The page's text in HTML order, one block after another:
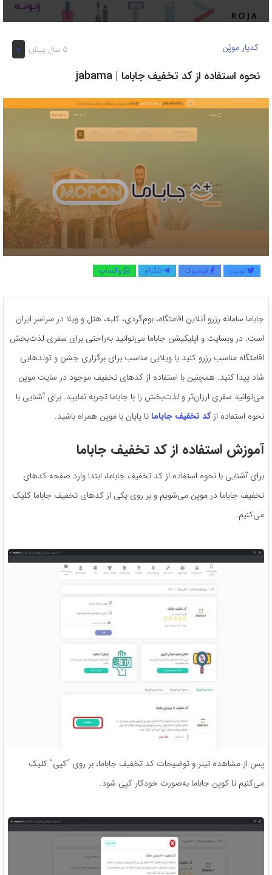
5 سال پیش 0 کدیار موپُن
نحوه استفاده از کد تخفیف جاباما | jabama
توییتر فیسبوک تلگرام واتساپ
جاباما سامانه رزرو آنلاین اقامتگاه، بوم‌گردی، کلبه، هتل و ویلا در سراسر ایران
است. در وبسایت و اپلیکیشن جاباما می‌توانید به‌راحتی برای سفری لذت‌بخش
اقامتگاه مناسب رزرو کنید یا ویلایی مناسب برای برگزاری جشن و تولدهایی
شاد پیدا کنید. همچنین با استفاده از کدهای تخفیف موجود در سایت موپن
می‌توانید سفری ارزا‌ن‌تر و لذت‌بخش را با جاباما تجربه نمایید. برای آشنایی با
نحوه استفاده ازکد تخفیف جاباما تا پایان با موپن همراه باشید.
آموزش استفاده از کد تخفیف جاباما
برای آشنایی با نحوه استفاده از کد تخفیف جاباما، ابتدا وارد صفحه کدهای
تخفیف جاباما در موپن می‌شویم و بر روی یکی از کدهای تخفیف جاباما کلیک
می‌کنیم.
پس از مشاهده تیتر و توضیحات کد تخفیف جاباما، بر روی “کپی” کلیک
می‌کنیم تا کوپن جاباما به‌صورت خودکار کپی شود.